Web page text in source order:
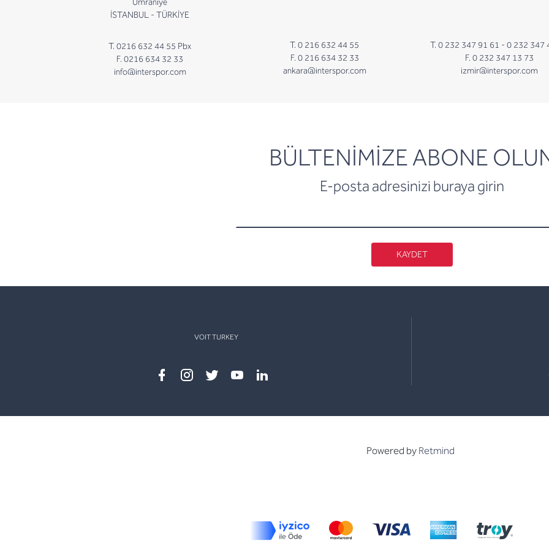
İSTANBUL - TÜRKİYE
T. 0216 632 44 55 Pbx
F. 0216 634 32 33
info@interspor.com
T. 0 216 632 44 55
F. 0 216 634 32 33
ankara@interspor.com
T. 0 232 347 91 61 - 0 232 347
F. 0 232 347 13 73
izmir@interspor.com
BÜLTENİMİZE ABONE
E-posta adresinizi buraya girin
newsletter
KAYDET
VOIT TURKEY
Powered by Retmind